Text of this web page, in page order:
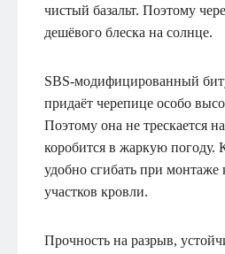
чистый базальт. Поэтому
дешёвого блеска на солнце.
SBS-модифицированный
придаёт черепице особо
Поэтому она не трескается
коробится в жаркую погоду.
удобно сгибать при
участков кровли.
Прочность на разрыв,